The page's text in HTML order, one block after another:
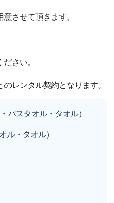
させて頂きます。
さい。
レンタル契約となります。
バスタオル・タオル）
ル・タオル）